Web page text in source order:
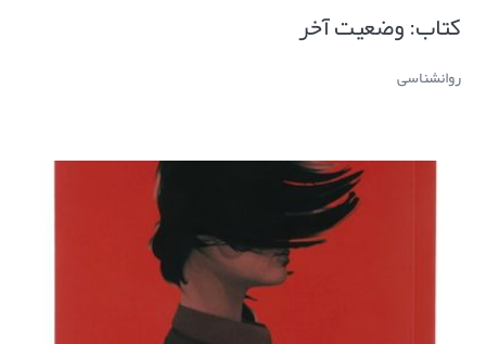
کتاب: وضعیت آخر
روانشناسی